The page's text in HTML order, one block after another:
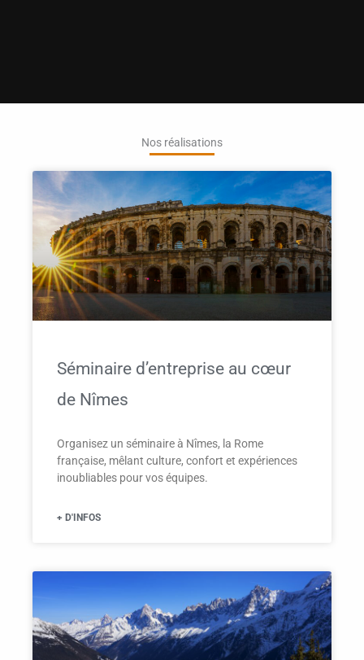
Nos réalisations
Séminaire d’entreprise au cœur
de Nîmes
Organisez un séminaire à Nîmes, la Rome
française, mêlant culture, confort et expériences
inoubliables pour vos équipes.
+ D'INFOS